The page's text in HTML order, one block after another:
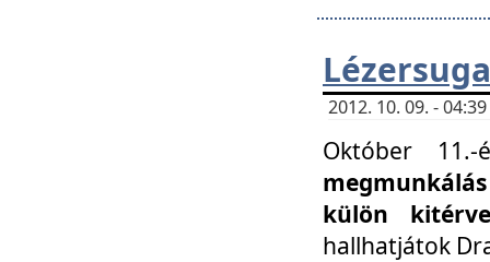
2012. 10. 09. -
Október
külön
hallhatjátok